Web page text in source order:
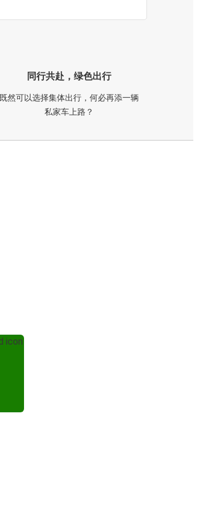
同行共赴，绿色出行
既然可以选择集体出行，何必再添一辆
私家车上路？